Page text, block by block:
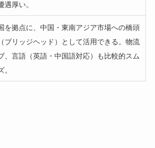
遇厚い。
を拠点に、中国・東南アジア市場への橋頭
ブリッジヘッド）として活用できる。物流
、言語（英語・中国語対応）も比較的スム
。